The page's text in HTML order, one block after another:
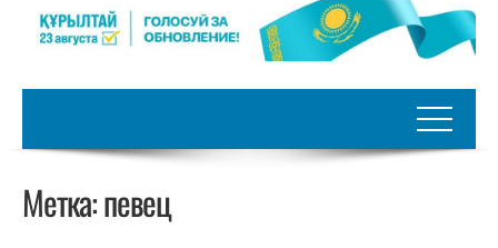
Метка:певец